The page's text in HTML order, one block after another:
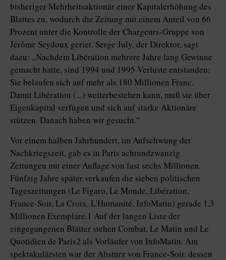
bisheriger Mehrheitsaktionär einer Kapitalerhöhung des
Blattes zu, wodurch die Zeitung mit einem Anteil von 66
Prozent unter die Kontrolle der Chargeurs-Gruppe von
Jérôme Seydoux geriet. Serge July, der Direktor, sagt
dazu: „Nachdem Libération mehrere Jahre lang Gewinne
gemacht hatte, sind 1994 und 1995 Verluste entstanden:
Sie belaufen sich auf mehr als 180 Millionen Franc.
Damit Libération (...) weiterbestehen kann, muß sie über
Eigenkapital verfügen und sich auf starke Aktionäre
stützen. Danach haben wir gesucht.“
Vor einem halben Jahrhundert, im Aufschwung der
Nachkriegszeit, gab es in Paris achtundzwanzig
Zeitungen mit einer Auflage von fast sechs Millionen.
Fünfzig Jahre später verkaufen die sieben politischen
Tageszeitungen (Le Figaro, Le Monde, Libération,
France-Soir, La Croix, L'Humanité, InfoMatin) gerade 1,3
Millionen Exemplare.1 Auf der langen Liste der
eingegangenen Blätter stehen Combat, Le Matin und Le
Quotidien de Paris2 als Vorläufer von InfoMatin. Am
spektakulärsten war der Absturz von France-Soir, dessen